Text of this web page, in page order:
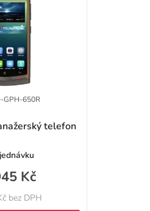
telefon
bez DPH
Kč
GPH-650R